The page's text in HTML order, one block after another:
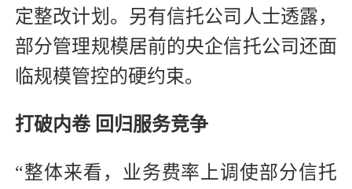
定整改计划。另有信托公司人士透露，
部分管理规模居前的央企信托公司还面
临规模管控的硬约束。
打破内卷 回归服务竞争
“整体来看，业务费率上调使部分信托